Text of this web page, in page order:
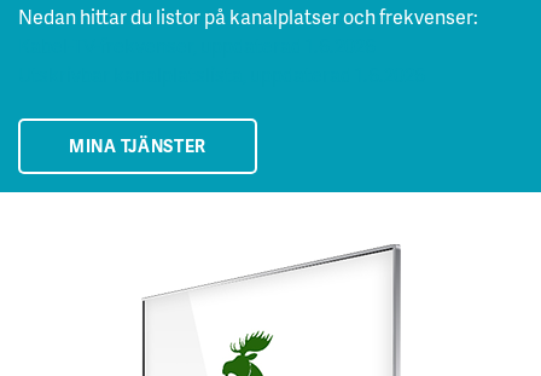
Nedan hittar du listor på kanalplatser och frekvenser:
MINA TJÄNSTER